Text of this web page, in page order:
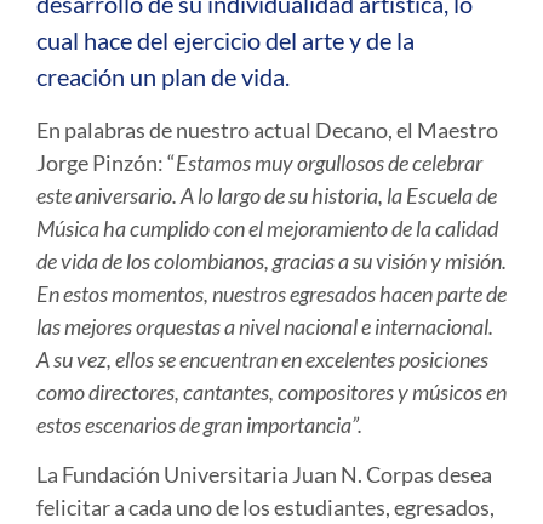
cual hace del ejercicio del arte y de la
creación un plan de vida.
En palabras de nuestro actual Decano, el Maestro
Jorge Pinzón: “Estamos muy orgullosos de celebrar
este aniversario. A lo largo de su historia, la Escuela de
Música ha cumplido con el mejoramiento de la calidad
de vida de los colombianos, gracias a su visión y misión.
En estos momentos, nuestros egresados hacen parte de
las mejores orquestas a nivel nacional e internacional.
A su vez, ellos se encuentran en excelentes posiciones
como directores, cantantes, compositores y músicos en
estos escenarios de gran importancia”.
La Fundación Universitaria Juan N. Corpas desea
felicitar a cada uno de los estudiantes, egresados,